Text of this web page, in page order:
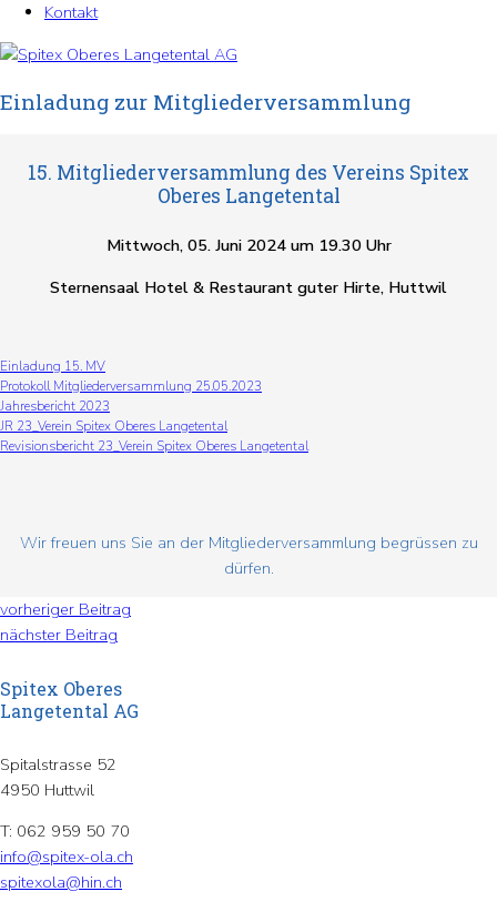
Kontakt
Einladung zur Mitgliederversammlung
15. Mitgliederversammlung des Vereins Spitex
Oberes Langetental
Mittwoch, 05. Juni 2024 um 19.30 Uhr
Sternensaal Hotel & Restaurant guter Hirte, Huttwil
Einladung 15. MV
Protokoll Mitgliederversammlung 25.05.2023
Jahresbericht 2023
JR 23_Verein Spitex Oberes Langetental
Revisionsbericht 23_Verein Spitex Oberes Langetental
Wir freuen uns Sie an der Mitgliederversammlung begrüssen zu
dürfen.
vorheriger Beitrag
nächster Beitrag
Spitex Oberes
Langetental AG
Spitalstrasse 52
4950 Huttwil
T: 062 959 50 70
info@spitex-ola.ch
spitexola@hin.ch